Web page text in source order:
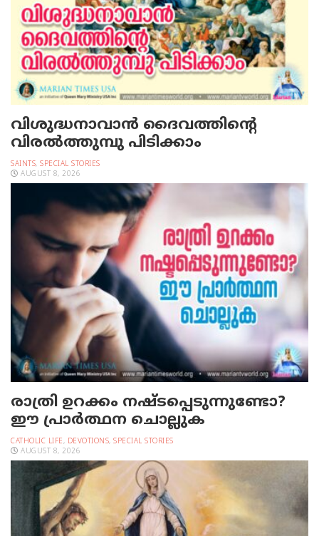
വിശുദ്ധനാവാന്‍ ദൈവത്തിന്റെ
വിരല്‍ത്തുമ്പു പിടിക്കാം
SAINTS, SPECIAL STORIES
AUGUST 8, 2026
രാത്രി ഉറക്കം നഷ്ടപ്പെടുന്നുണ്ടോ?
ഈ പ്രാര്‍ത്ഥന ചൊല്ലുക
CATHOLIC LIFE, DEVOTIONS, SPECIAL STORIES
AUGUST 8, 2026